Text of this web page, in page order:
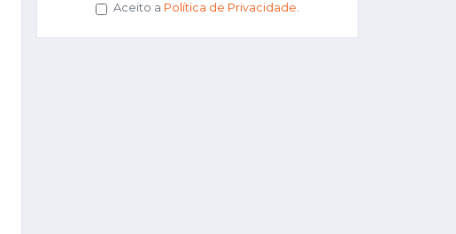
Aceito a Política de Privacidade.